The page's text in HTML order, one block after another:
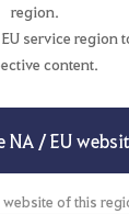
region.
service region
content.
NA / EU
website of this
guerra entre
os Ciclopes
uma espécie de
poder selado em